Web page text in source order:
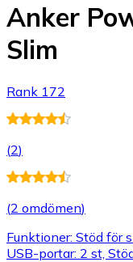
Anker
Slim
Rank 172
(2)
(2 omdömen)
Funktioner: Stöd för
USB-portar: 2 st,